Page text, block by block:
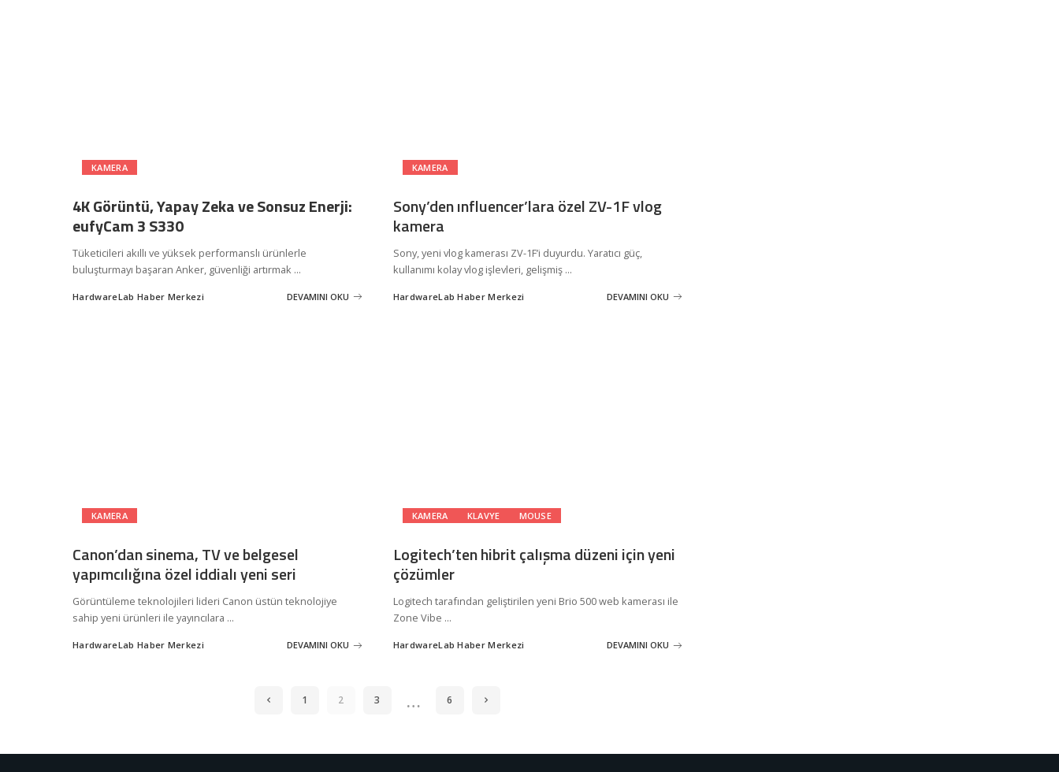
KAMERA
4K Görüntü, Yapay Zeka ve Sonsuz Enerji:
eufyCam 3 S330
Tüketicileri akıllı ve yüksek performanslı ürünlerle
buluşturmayı başaran Anker, güvenliği artırmak ...
Posted
HardwareLab Haber Merkezi DEVAMINI OKU
KAMERA
Sony’den ınfluencer’lara özel ZV-1F vlog
kamera
Sony, yeni vlog kamerası ZV-1F’i duyurdu. Yaratıcı güç,
kullanımı kolay vlog işlevleri, gelişmiş ...
Posted
HardwareLab Haber Merkezi DEVAMINI OKU
KAMERA
Canon’dan sinema, TV ve belgesel
yapımcılığına özel iddialı yeni seri
Görüntüleme teknolojileri lideri Canon üstün teknolojiye
sahip yeni ürünleri ile yayıncılara ...
Posted
HardwareLab Haber Merkezi DEVAMINI OKU
KAMERA KLAVYE MOUSE
Logitech’ten hibrit çalışma düzeni için yeni
çözümler
Logitech tarafından geliştirilen yeni Brio 500 web kamerası ile
Zone Vibe ...
Posted
HardwareLab Haber Merkezi DEVAMINI OKU
1 2 3 … 6